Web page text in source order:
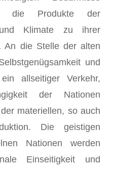
die Produkte der
Klimate zu ihrer
An die Stelle der alten
und
allseitiger Verkehr,
der Nationen
materiellen, so auch
Die geistigen
Nationen werden
Einseitigkeit und